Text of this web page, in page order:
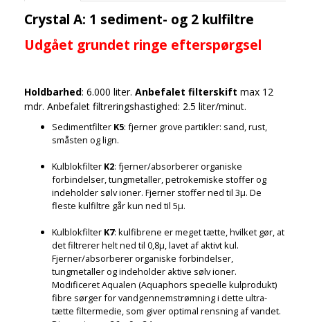
Crystal A: 1 sediment- og 2 kulfiltre
Udgået grundet ringe efterspørgsel
Holdbarhed: 6.000 liter. Anbefalet filterskift max 12
mdr. Anbefalet filtreringshastighed: 2.5 liter/minut.
Sedimentfilter K5: fjerner grove partikler: sand, rust,
småsten og lign.
Kulblokfilter K2: fjerner/absorberer organiske
forbindelser, tungmetaller, petrokemiske stoffer og
indeholder sølv ioner. Fjerner stoffer ned til 3µ. De
fleste kulfiltre går kun ned til 5µ.
Kulblokfilter K7: kulfibrene er meget tætte, hvilket gør, at
det filtrerer helt ned til 0,8µ, lavet af aktivt kul.
Fjerner/absorberer organiske forbindelser,
tungmetaller og indeholder aktive sølv ioner.
Modificeret Aqualen (Aquaphors specielle kulprodukt)
fibre sørger for vandgennemstrømning i dette ultra-
tætte filtermedie, som giver optimal rensning af vandet.